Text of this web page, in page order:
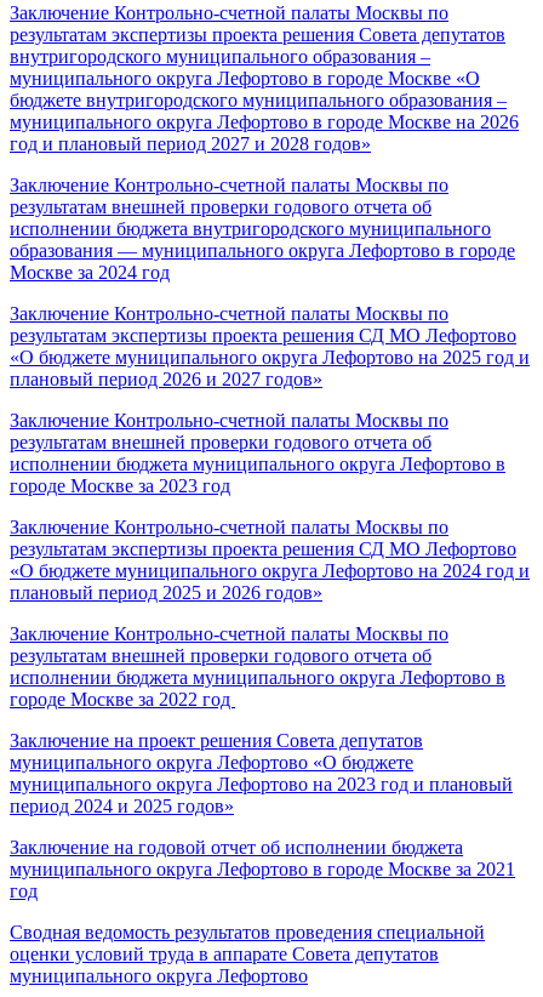
Заключение Контрольно-счетной палаты Москвы по
результатам экспертизы проекта решения Совета депутатов
внутригородского муниципального образования –
муниципального округа Лефортово в городе Москве «О
бюджете внутригородского муниципального образования –
муниципального округа Лефортово в городе Москве на 2026
год и плановый период 2027 и 2028 годов»
Заключение Контрольно-счетной палаты Москвы по
результатам внешней проверки годового отчета об
исполнении бюджета внутригородского муниципального
образования — муниципального округа Лефортово в городе
Москве за 2024 год
Заключение Контрольно-счетной палаты Москвы по
результатам экспертизы проекта решения СД МО Лефортово
«О бюджете муниципального округа Лефортово на 2025 год и
плановый период 2026 и 2027 годов»
Заключение Контрольно-счетной палаты Москвы по
результатам внешней проверки годового отчета об
исполнении бюджета муниципального округа Лефортово в
городе Москве за 2023 год
Заключение Контрольно-счетной палаты Москвы по
результатам экспертизы проекта решения СД МО Лефортово
«О бюджете муниципального округа Лефортово на 2024 год и
плановый период 2025 и 2026 годов»
Заключение Контрольно-счетной палаты Москвы по
результатам внешней проверки годового отчета об
исполнении бюджета муниципального округа Лефортово в
городе Москве за 2022 год
Заключение на проект решения Совета депутатов
муниципального округа Лефортово «О бюджете
муниципального округа Лефортово на 2023 год и плановый
период 2024 и 2025 годов»
Заключение на годовой отчет об исполнении бюджета
муниципального округа Лефортово в городе Москве за 2021
год
Сводная ведомость результатов проведения специальной
оценки условий труда в аппарате Совета депутатов
муниципального округа Лефортово